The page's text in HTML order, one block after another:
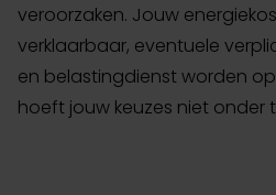
veroorzaken. Jouw
verklaarbaar, eventuele
en belastingdienst worden
hoeft jouw keuzes niet onder